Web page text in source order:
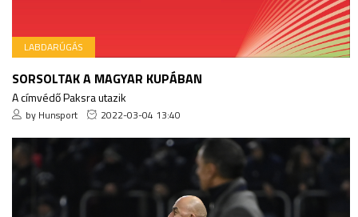
LABDARÚGÁS
SORSOLTAK A MAGYAR KUPÁBAN
A címvédő Paksra utazik
by Hunsport 2022-03-04 13:40